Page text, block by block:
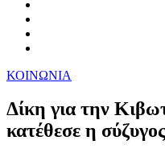
ΚΟΙΝΩΝΙΑ
Δίκη για την
κατέθεσε η